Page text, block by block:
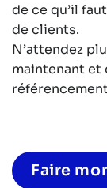
de ce qu’il
de clients.
N’attendez
maintenant et
Faire